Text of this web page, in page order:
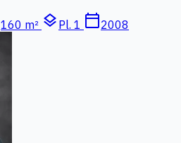
160 m² layers Pl. 1 calendar_today2008